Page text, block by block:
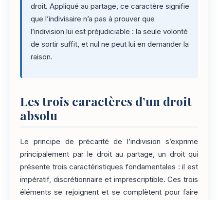
droit. Appliqué au partage, ce caractère signifie
que l’indivisaire n’a pas à prouver que
l’indivision lui est préjudiciable : la seule volonté
de sortir suffit, et nul ne peut lui en demander la
raison.
Les trois caractères d’un droit
absolu
Le principe de précarité de l’indivision s’exprime
principalement par le droit au partage, un droit qui
présente trois caractéristiques fondamentales : il est
impératif, discrétionnaire et imprescriptible. Ces trois
éléments se rejoignent et se complètent pour faire